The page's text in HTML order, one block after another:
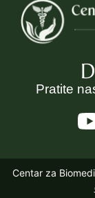
Pratite
Centar za